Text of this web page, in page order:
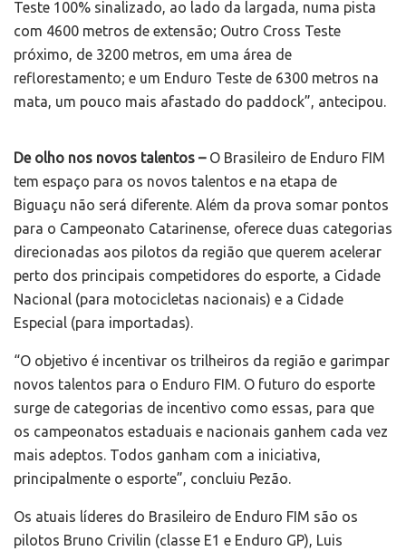
Teste 100% sinalizado, ao lado da largada, numa pista
com 4600 metros de extensão; Outro Cross Teste
próximo, de 3200 metros, em uma área de
reflorestamento; e um Enduro Teste de 6300 metros na
mata, um pouco mais afastado do paddock”, antecipou.
De olho nos novos talentos –O Brasileiro de Enduro FIM
tem espaço para os novos talentos e na etapa de
Biguaçu não será diferente. Além da prova somar pontos
para o Campeonato Catarinense, oferece duas categorias
direcionadas aos pilotos da região que querem acelerar
perto dos principais competidores do esporte, a Cidade
Nacional (para motocicletas nacionais) e a Cidade
Especial (para importadas).
“O objetivo é incentivar os trilheiros da região e garimpar
novos talentos para o Enduro FIM. O futuro do esporte
surge de categorias de incentivo como essas, para que
os campeonatos estaduais e nacionais ganhem cada vez
mais adeptos. Todos ganham com a iniciativa,
principalmente o esporte”, concluiu Pezão.
Os atuais líderes do Brasileiro de Enduro FIM são os
pilotos Bruno Crivilin (classe E1 e Enduro GP), Luis